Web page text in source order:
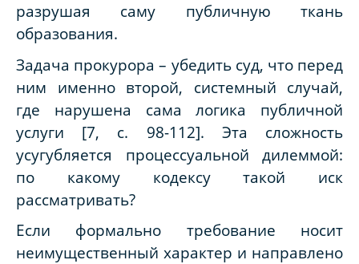
разрушая саму публичную ткань
образования.
Задача прокурора – убедить суд, что перед
ним именно второй, системный случай,
где нарушена сама логика публичной
услуги [7, с. 98-112]. Эта сложность
усугубляется процессуальной дилеммой:
по какому кодексу такой иск
рассматривать?
Если формально требование носит
неимущественный характер и направлено